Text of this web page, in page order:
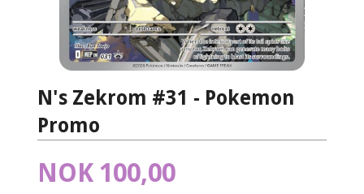
N's Zekrom #31 - Pokemon
Promo
Pris
NOK 100,00